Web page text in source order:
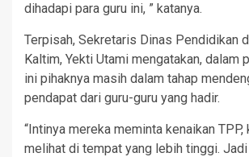
dihadapi para guru ini, ” katanya.
Terpisah, Sekretaris Dinas Pendidikan
Kaltim, Yekti Utami mengatakan, dalam
ini pihaknya masih dalam tahap
pendapat dari guru-guru yang hadir.
“Intinya mereka meminta kenaikan TPP,
melihat di tempat yang lebih tinggi.